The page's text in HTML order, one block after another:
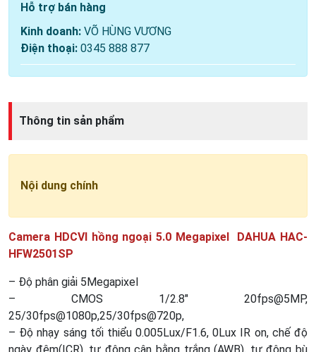
Hỗ trợ bán hàng
Kinh doanh: VÕ HÙNG VƯƠNG
Điện thoại: 0345 888 877
Thông tin sản phẩm
Nội dung chính
Camera HDCVI hồng ngoại 5.0 Megapixel DAHUA HAC-
HFW2501SP
– Độ phân giải 5Megapixel
– CMOS 1/2.8″ 20fps@5MP,
25/30fps@1080p,25/30fps@720p,
– Độ nhạy sáng tối thiểu 0.005Lux/F1.6, 0Lux IR on, chế độ